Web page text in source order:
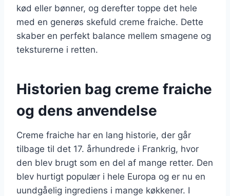
kød eller bønner, og derefter toppe det hele
med en generøs skefuld creme fraiche. Dette
skaber en perfekt balance mellem smagene og
teksturerne i retten.
Historien bag creme fraiche
og dens anvendelse
Creme fraiche har en lang historie, der går
tilbage til det 17. århundrede i Frankrig, hvor
den blev brugt som en del af mange retter. Den
blev hurtigt populær i hele Europa og er nu en
uundgåelig ingrediens i mange køkkener. I